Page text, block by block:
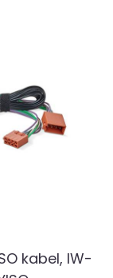
kabel, IW-